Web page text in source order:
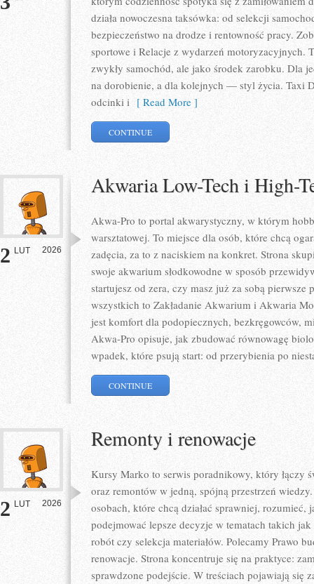
działa nowoczesna taksówka: od selekcji
bezpieczeństwo na drodze i rentowność pracy.
sportowe i Relacje z wydarzeń motoryzacyjnych.
zwykły samochód, ale jako środek zarobku. Dla
na dorobienie, a dla kolejnych — styl życia. Taxi
odcinki i [ Read More ]
CONTINUE
2 LUT 2026
Akwaria Low-Tech i High-
Akwa-Pro to portal akwarystyczny, w którym
warsztatowej. To miejsce dla osób, które chcą
zadęcia, za to z naciskiem na konkret. Strona
swoje akwarium słodkowodne w sposób
startujesz od zera, czy masz już za sobą pierwsze
wszystkich to Zakładanie Akwarium i Akwaria
jest komfort dla podopiecznych, bezkręgowców,
Akwa-Pro opisuje, jak zbudować równowagę
wpadek, które psują start: od przerybienia po
CONTINUE
2 LUT 2026
Remonty i renowacje
Kursy Marko to serwis poradnikowy, który łączy
oraz remontów w jedną, spójną przestrzeń
osobach, które chcą działać sprawniej,
podejmować lepsze decyzje w tematach takich
robót czy selekcja materiałów. Polecamy Prawo
renowacje. Strona koncentruje się na praktyce:
sprawdzone podejście. W treściach pojawiają się